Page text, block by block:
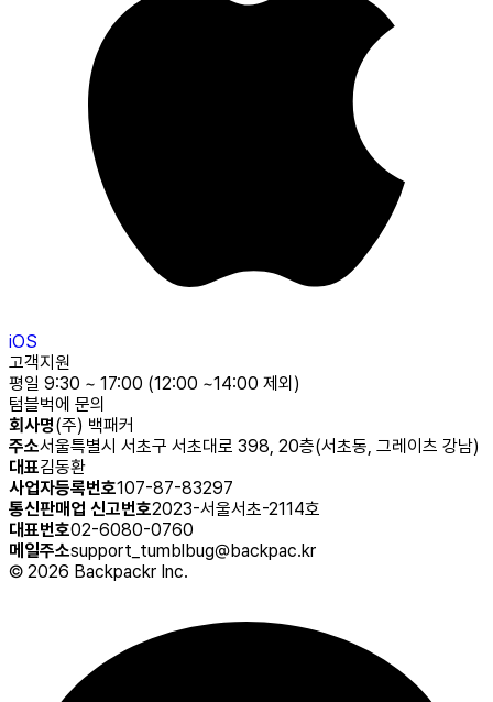
iOS
고객지원
평일 9:30 ~ 17:00 (12:00 ~14:00 제외)
텀블벅에 문의
회사명(주) 백패커
주소서울특별시 서초구 서초대로 398, 20층(서초동, 그레이츠 강남)
대표김동환
사업자등록번호107-87-83297
통신판매업 신고번호2023-서울서초-2114호
대표번호02-6080-0760
메일주소support_tumblbug@backpac.kr
© 2026 Backpackr Inc.